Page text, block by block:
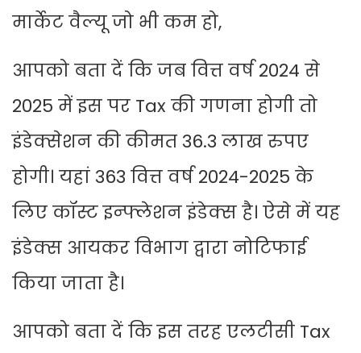
मार्केट वैल्यू जो भी कम हो,
आपको बता दें कि जब वित्त वर्ष 2024 से
2025 में इस पर Tax की गणना होगी तो
इंडेक्सेशन की कीमत 36.3 लाख रुपए
होगी। यहां 363 वित्त वर्ष 2024-2025 के
लिए कॉस्ट इन्फ्लेशन इंडेक्स है। ऐसे में यह
इंडेक्स आयकर विभाग द्वारा नोटिफाई
किया जाता है।
आपको बता दें कि इस तरह एलटीसी Tax